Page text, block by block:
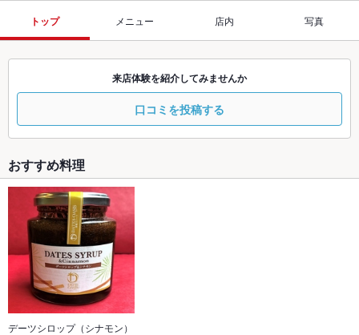
トップ メニュー 店内 写真
来店体験を紹介してみませんか
口コミを投稿する
おすすめ料理
デーツシロップ（シナモン）